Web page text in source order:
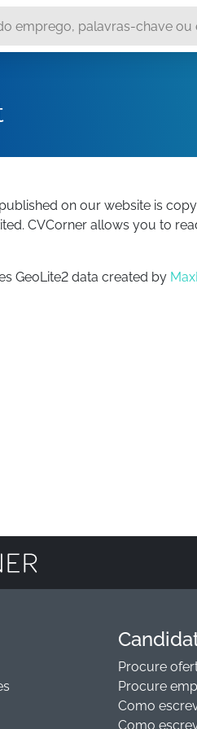
on our website is
CVCorner allows you to
GeoLite2 data created by
Procure
Procure
Como
Como